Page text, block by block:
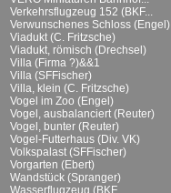
Verkehrsflugzeug 152 (BKF...
Verwunschenes Schloss (Engel)
Viadukt (C. Fritzsche)
Viadukt, römisch (Drechsel)
Villa (Firma ?)&&1
Villa (SFFischer)
Villa, klein (C. Fritzsche)
Vogel im Zoo (Engel)
Vogel, ausbalanciert (Reuter)
Vogel, bunter (Reuter)
Vogel-Futterhaus (Div. VK)
Volkspalast (SFFischer)
Vorgarten (Ebert)
Wandstück (Spranger)
Wasserflugzeug (BKF